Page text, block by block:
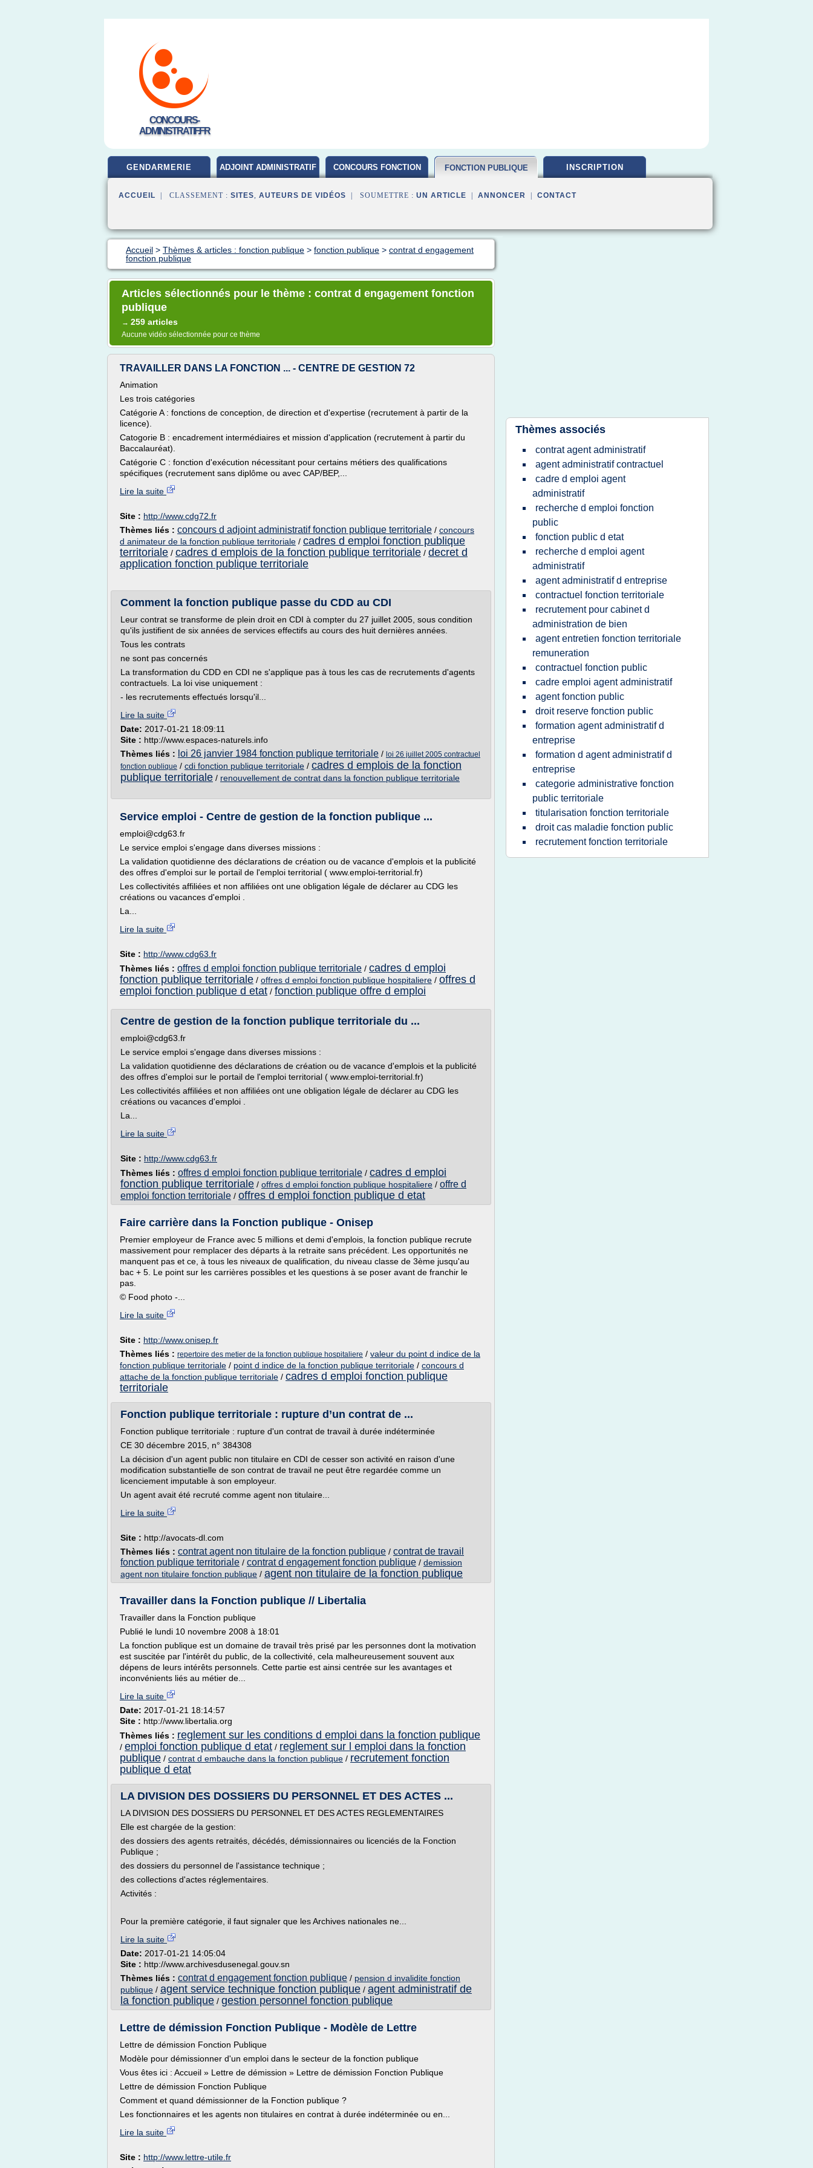
CONCOURS-
ADMINISTRATIF.FR
GENDARMERIE ADJOINT ADMINISTRATIF CONCOURS FONCTION
PUBLIQUE D ETAT 2016
FONCTION PUBLIQUE INSCRIPTION
ACCUEIL | CLASSEMENT : SITES, AUTEURS DE VIDÉOS | SOUMETTRE : UN ARTICLE ANNONCER CONTACT
Accueil > Thèmes & articles : fonction publique > fonction publique > contrat d engagement
fonction publique
Articles sélectionnés pour le thème : contrat d engagement fonction
publique
→ 259 articles
Aucune vidéo sélectionnée pour ce thème
TRAVAILLER DANS LA FONCTION ... - CENTRE DE GESTION 72
Animation
Les trois catégories
Catégorie A : fonctions de conception, de direction et d'expertise (recrutement à partir de la
licence).
Catogorie B : encadrement intermédiaires et mission d'application (recrutement à partir du
Baccalauréat).
Catégorie C : fonction d'exécution nécessitant pour certains métiers des qualifications
spécifiques (recrutement sans diplôme ou avec CAP/BEP,...
Lire la suite
Site : http://www.cdg72.fr
Thèmes liés : concours d adjoint administratif fonction publique territoriale / concours
d animateur de la fonction publique territoriale / cadres d emploi fonction publique
territoriale / cadres d emplois de la fonction publique territoriale / decret d
application fonction publique territoriale
Comment la fonction publique passe du CDD au CDI
Leur contrat se transforme de plein droit en CDI à compter du 27 juillet 2005, sous condition
qu'ils justifient de six années de services effectifs au cours des huit dernières années.
Tous les contrats
ne sont pas concernés
La transformation du CDD en CDI ne s'applique pas à tous les cas de recrutements d'agents
contractuels. La loi vise uniquement :
- les recrutements effectués lorsqu'il...
Lire la suite
Date: 2017-01-21 18:09:11
Site : http://www.espaces-naturels.info
Thèmes liés : loi 26 janvier 1984 fonction publique territoriale / loi 26 juillet 2005 contractuel
fonction publique / cdi fonction publique territoriale / cadres d emplois de la fonction
publique territoriale / renouvellement de contrat dans la fonction publique territoriale
Service emploi - Centre de gestion de la fonction publique ...
emploi@cdg63.fr
Le service emploi s'engage dans diverses missions :
La validation quotidienne des déclarations de création ou de vacance d'emplois et la publicité
des offres d'emploi sur le portail de l'emploi territorial ( www.emploi-territorial.fr)
Les collectivités affiliées et non affiliées ont une obligation légale de déclarer au CDG les
créations ou vacances d'emploi .
La...
Lire la suite
Site : http://www.cdg63.fr
Thèmes liés : offres d emploi fonction publique territoriale / cadres d emploi
fonction publique territoriale / offres d emploi fonction publique hospitaliere / offres d
emploi fonction publique d etat / fonction publique offre d emploi
Centre de gestion de la fonction publique territoriale du ...
emploi@cdg63.fr
Le service emploi s'engage dans diverses missions :
La validation quotidienne des déclarations de création ou de vacance d'emplois et la publicité
des offres d'emploi sur le portail de l'emploi territorial ( www.emploi-territorial.fr)
Les collectivités affiliées et non affiliées ont une obligation légale de déclarer au CDG les
créations ou vacances d'emploi .
La...
Lire la suite
Site : http://www.cdg63.fr
Thèmes liés : offres d emploi fonction publique territoriale / cadres d emploi
fonction publique territoriale / offres d emploi fonction publique hospitaliere / offre d
emploi fonction territoriale / offres d emploi fonction publique d etat
Faire carrière dans la Fonction publique - Onisep
Premier employeur de France avec 5 millions et demi d'emplois, la fonction publique recrute
massivement pour remplacer des départs à la retraite sans précédent. Les opportunités ne
manquent pas et ce, à tous les niveaux de qualification, du niveau classe de 3ème jusqu'au
bac + 5. Le point sur les carrières possibles et les questions à se poser avant de franchir le
pas.
© Food photo -...
Lire la suite
Site : http://www.onisep.fr
Thèmes liés : repertoire des metier de la fonction publique hospitaliere / valeur du point d indice de la
fonction publique territoriale / point d indice de la fonction publique territoriale / concours d
attache de la fonction publique territoriale / cadres d emploi fonction publique
territoriale
Fonction publique territoriale : rupture d’un contrat de ...
Fonction publique territoriale : rupture d'un contrat de travail à durée indéterminée
CE 30 décembre 2015, n° 384308
La décision d'un agent public non titulaire en CDI de cesser son activité en raison d'une
modification substantielle de son contrat de travail ne peut être regardée comme un
licenciement imputable à son employeur.
Un agent avait été recruté comme agent non titulaire...
Lire la suite
Site : http://avocats-dl.com
Thèmes liés : contrat agent non titulaire de la fonction publique / contrat de travail
fonction publique territoriale / contrat d engagement fonction publique / demission
agent non titulaire fonction publique / agent non titulaire de la fonction publique
Travailler dans la Fonction publique // Libertalia
Travailler dans la Fonction publique
Publié le lundi 10 novembre 2008 à 18:01
La fonction publique est un domaine de travail très prisé par les personnes dont la motivation
est suscitée par l'intérêt du public, de la collectivité, cela malheureusement souvent aux
dépens de leurs intérêts personnels. Cette partie est ainsi centrée sur les avantages et
inconvénients liés au métier de...
Lire la suite
Date: 2017-01-21 18:14:57
Site : http://www.libertalia.org
Thèmes liés : reglement sur les conditions d emploi dans la fonction publique
/ emploi fonction publique d etat / reglement sur l emploi dans la fonction
publique / contrat d embauche dans la fonction publique / recrutement fonction
publique d etat
LA DIVISION DES DOSSIERS DU PERSONNEL ET DES ACTES ...
LA DIVISION DES DOSSIERS DU PERSONNEL ET DES ACTES REGLEMENTAIRES
Elle est chargée de la gestion:
des dossiers des agents retraités, décédés, démissionnaires ou licenciés de la Fonction
Publique ;
des dossiers du personnel de l'assistance technique ;
des collections d'actes réglementaires.
Activités :
Pour la première catégorie, il faut signaler que les Archives nationales ne...
Lire la suite
Date: 2017-01-21 14:05:04
Site : http://www.archivesdusenegal.gouv.sn
Thèmes liés : contrat d engagement fonction publique / pension d invalidite fonction
publique / agent service technique fonction publique / agent administratif de
la fonction publique / gestion personnel fonction publique
Lettre de démission Fonction Publique - Modèle de Lettre
Lettre de démission Fonction Publique
Modèle pour démissionner d'un emploi dans le secteur de la fonction publique
Vous êtes ici : Accueil » Lettre de démission » Lettre de démission Fonction Publique
Lettre de démission Fonction Publique
Comment et quand démissionner de la Fonction publique ?
Les fonctionnaires et les agents non titulaires en contrat à durée indéterminée ou en...
Lire la suite
Site : http://www.lettre-utile.fr
Thèmes associés
contrat agent administratif
agent administratif contractuel
cadre d emploi agent
administratif
recherche d emploi fonction
public
fonction public d etat
recherche d emploi agent
administratif
agent administratif d entreprise
contractuel fonction territoriale
recrutement pour cabinet d
administration de bien
agent entretien fonction territoriale
remuneration
contractuel fonction public
cadre emploi agent administratif
agent fonction public
droit reserve fonction public
formation agent administratif d
entreprise
formation d agent administratif d
entreprise
categorie administrative fonction
public territoriale
titularisation fonction territoriale
droit cas maladie fonction public
recrutement fonction territoriale